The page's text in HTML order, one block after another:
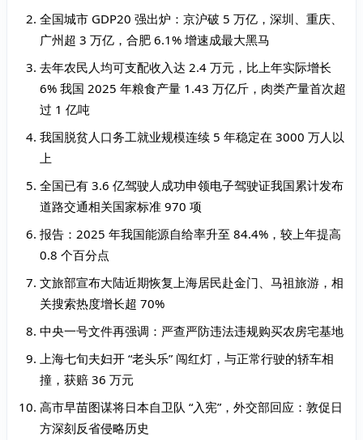
全国城市 GDP20 强出炉：京沪破 5 万亿，深圳、重庆、
广州超 3 万亿，合肥 6.1% 增速成最大黑马
去年农民人均可支配收入达 2.4 万元，比上年实际增长
6% 我国 2025 年粮食产量 1.43 万亿斤，肉类产量首次超
过 1 亿吨
我国脱贫人口务工就业规模连续 5 年稳定在 3000 万人以
上
全国已有 3.6 亿驾驶人成功申领电子驾驶证我国累计发布
道路交通相关国家标准 970 项
报告：2025 年我国能源自给率升至 84.4%，较上年提高
0.8 个百分点
文旅部宣布大陆近期恢复上海居民赴金门、马祖旅游，相
关搜索热度增长超 70%
中央一号文件再强调：严查严防违法违规购买农房宅基地
上海七旬夫妇开 “老头乐” 闯红灯，与正常行驶的轿车相
撞，获赔 36 万元
高市早苗图谋将日本自卫队 “入宪”，外交部回应：敦促日
方深刻反省侵略历史